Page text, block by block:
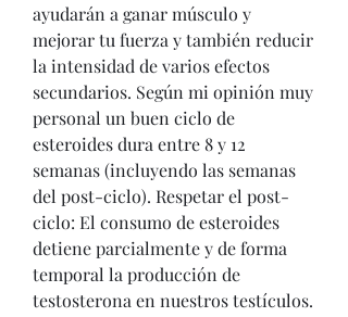
ayudarán a ganar músculo y
mejorar tu fuerza y también reducir
la intensidad de varios efectos
secundarios. Según mi opinión muy
personal un buen ciclo de
esteroides dura entre 8 y 12
semanas (incluyendo las semanas
del post-ciclo). Respetar el post-
ciclo: El consumo de esteroides
detiene parcialmente y de forma
temporal la producción de
testosterona en nuestros testículos.